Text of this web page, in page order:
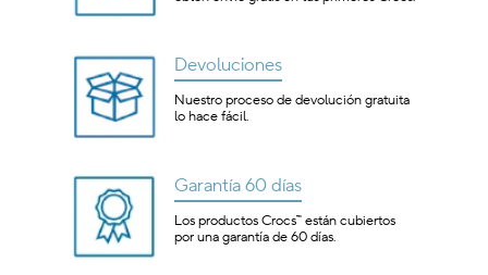
Devoluciones
Nuestro proceso de devolución gratuita
lo hace fácil.
Garantía 60 días
Los productos Crocs™ están cubiertos
por una garantía de 60 días.